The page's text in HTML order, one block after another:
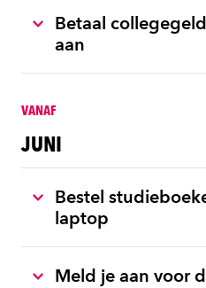
Betaal
aan
VANAF
JUNI
Bestel
laptop
Meld je aan voor